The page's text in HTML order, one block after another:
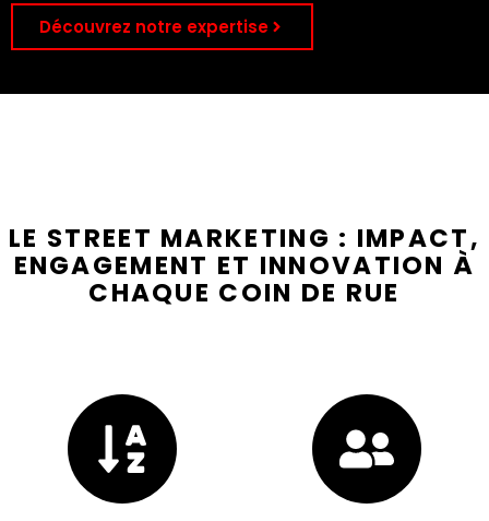
Découvrez notre expertise
LE STREET MARKETING : IMPACT,
ENGAGEMENT ET INNOVATION À
CHAQUE COIN DE RUE